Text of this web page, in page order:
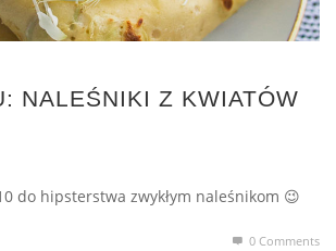
NALEŚNIKI Z KWIATÓW
do hipsterstwa zwykłym naleśnikom 😉
0 Comments